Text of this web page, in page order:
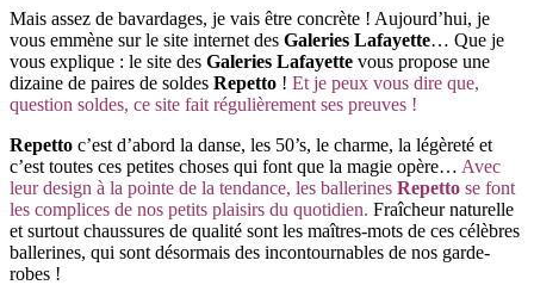
Mais assez de bavardages, je vais être concrète ! Aujourd’hui, je
vous emmène sur le site internet des Galeries Lafayette… Que je
vous explique : le site des Galeries Lafayette vous propose une
dizaine de paires de soldes Repetto ! Et je peux vous dire que,
question soldes, ce site fait régulièrement ses preuves !
Repetto c’est d’abord la danse, les 50’s, le charme, la légèreté et
c’est toutes ces petites choses qui font que la magie opère… Avec
leur design à la pointe de la tendance, les ballerines Repetto se font
les complices de nos petits plaisirs du quotidien. Fraîcheur naturelle
et surtout chaussures de qualité sont les maîtres-mots de ces célèbres
ballerines, qui sont désormais des incontournables de nos garde-
robes !